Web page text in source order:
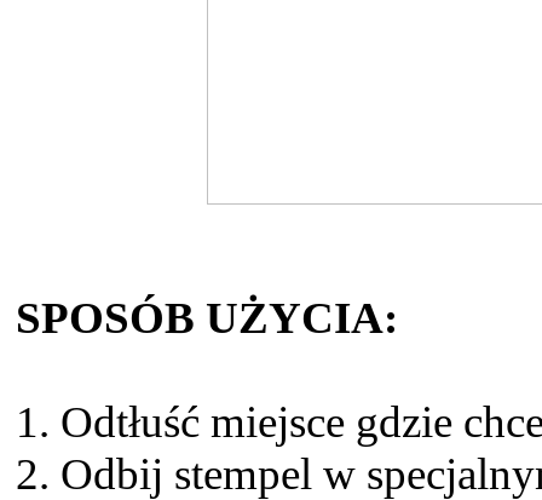
SPOSÓB UŻYCIA:
1. Odtłuść miejsce gdzie
2. Odbij stempel w